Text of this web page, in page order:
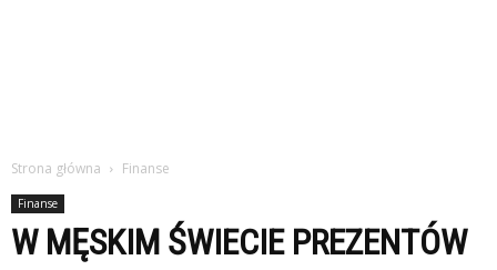
Strona główna Finanse
Finanse
W MĘSKIM ŚWIECIE PREZENTÓW